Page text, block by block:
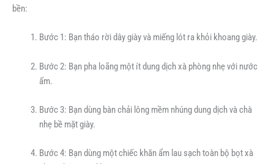
bền:
Bước 1: Bạn tháo rời dây giày và miếng lót ra khỏi khoang giày.
Bước 2: Bạn pha loãng một ít dung dịch xà phòng nhẹ với nước
ấm.
Bước 3: Bạn dùng bàn chải lông mềm nhúng dung dịch và chà
nhẹ bề mặt giày.
Bước 4: Bạn dùng một chiếc khăn ẩm lau sạch toàn bộ bọt xà